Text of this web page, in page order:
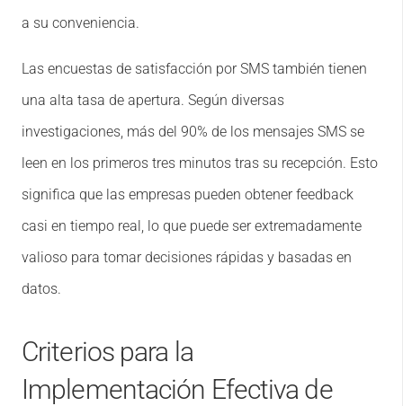
a su conveniencia.
Las encuestas de satisfacción por SMS también tienen
una alta tasa de apertura. Según diversas
investigaciones, más del 90% de los mensajes SMS se
leen en los primeros tres minutos tras su recepción. Esto
significa que las empresas pueden obtener feedback
casi en tiempo real, lo que puede ser extremadamente
valioso para tomar decisiones rápidas y basadas en
datos.
Criterios para la
Implementación Efectiva de